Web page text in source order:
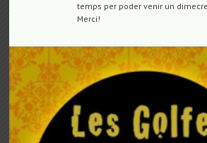
temps per poder venir un
Merci!